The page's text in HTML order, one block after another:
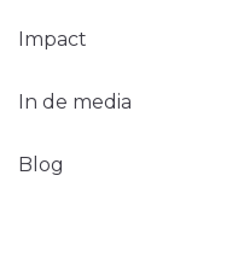
Impact
In de media
Blog